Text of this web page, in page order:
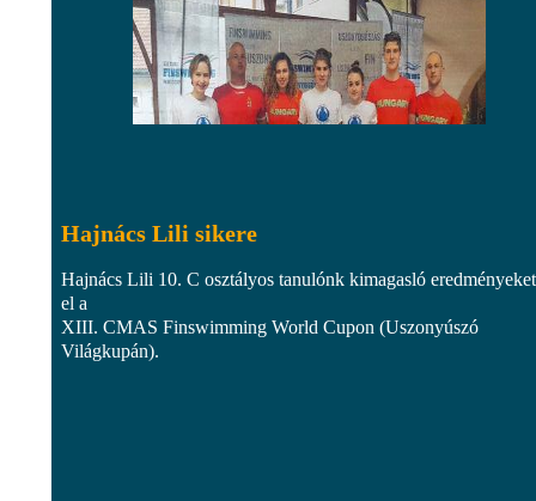
Hajnács Lili sikere
Hajnács Lili 10. C osztályos tanulónk kimagasló
el a
XIII. CMAS Finswimming World Cupon (Uszonyúszó
Világkupán).